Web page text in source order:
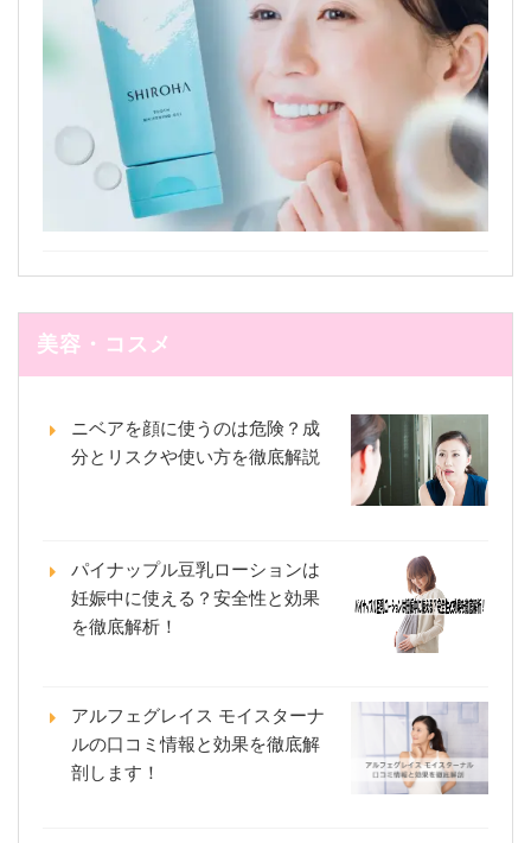
美容・コスメ
ニベアを顔に使うのは危険？成
分とリスクや使い方を徹底解説
パイナップル豆乳ローションは
妊娠中に使える？安全性と効果
を徹底解析！
アルフェグレイス モイスターナ
ルの口コミ情報と効果を徹底解
剖します！